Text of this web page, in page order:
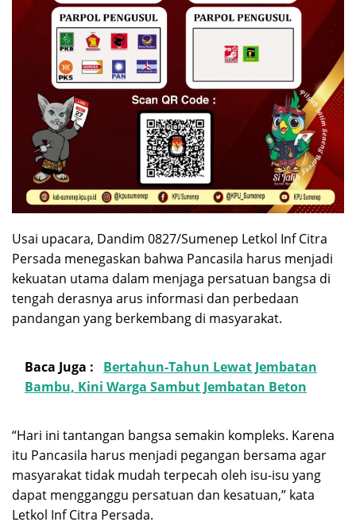
Usai upacara, Dandim 0827/Sumenep Letkol Inf Citra
Persada menegaskan bahwa Pancasila harus menjadi
kekuatan utama dalam menjaga persatuan bangsa di
tengah derasnya arus informasi dan perbedaan
pandangan yang berkembang di masyarakat.
Baca Juga :
Bertahun-Tahun Lewat Jembatan
Bambu, Kini Warga Sambut Jembatan Beton
“Hari ini tantangan bangsa semakin kompleks. Karena
itu Pancasila harus menjadi pegangan bersama agar
masyarakat tidak mudah terpecah oleh isu-isu yang
dapat mengganggu persatuan dan kesatuan,” kata
Letkol Inf Citra Persada.